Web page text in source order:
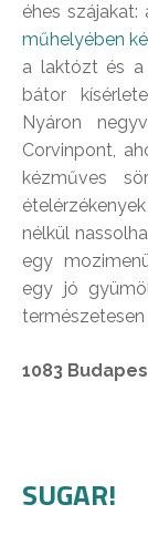
éhes
műhelyében
a laktózt és a
bátor
Nyáron
Corvinpont,
kézműves
nélkül
egy
egy jó
1083
SUGAR!